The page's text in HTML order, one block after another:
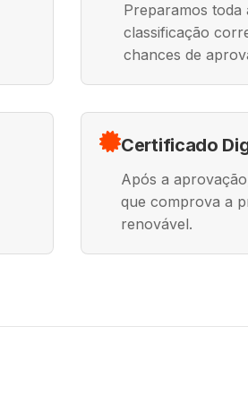
Preparamos toda
classificação
chances de
Certificado
Após a
que comprova a
renovável.